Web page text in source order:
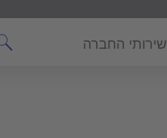
שירותי החברה